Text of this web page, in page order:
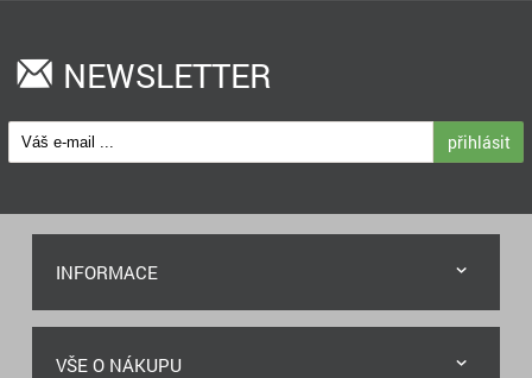
NEWSLETTER
přihlásit
INFORMACE
VŠE O NÁKUPU